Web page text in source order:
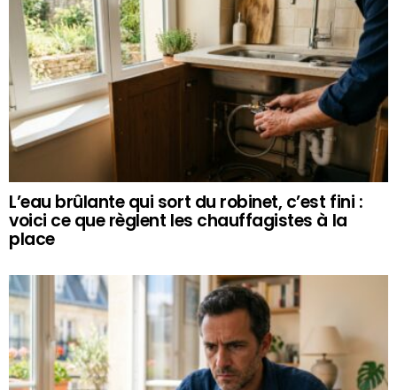
L’eau brûlante qui sort du robinet, c’est fini :
voici ce que règlent les chauffagistes à la
place